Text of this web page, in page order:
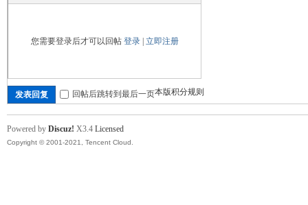
您需要登录后才可以回帖 登录| 立即注册
本版积分规则
发表回复 回帖后跳转到最后一页
Powered by Discuz! X3.4 Licensed
Copyright © 2001-2021, Tencent Cloud.